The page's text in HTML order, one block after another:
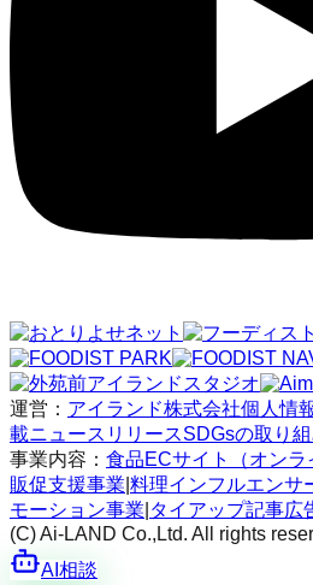
運営： アイランド株式会社個人情
載ニュースリリースSDGsの取り
事業内容： 食品ECサイト（オンラ
販促支援事業 料理インフルエンサ
モーション事業 タイアップ記事広
(C) Ai-LAND Co.,Ltd. All rights
AI相談